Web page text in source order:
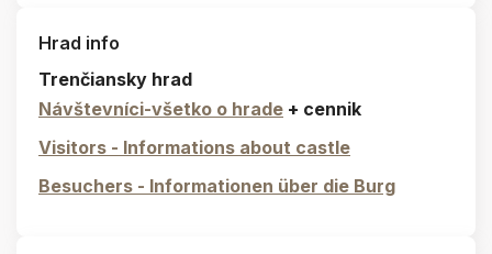
Hrad info
Trenčiansky hrad
Návštevníci-všetko o hrade + cennik
Visitors - Informations about castle
Besuchers - Informationen über die Burg